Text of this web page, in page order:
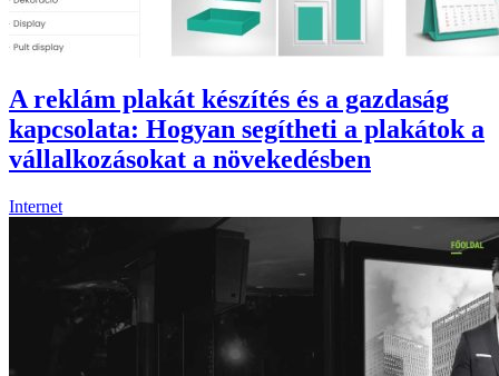
A reklám plakát készítés és a gazdaság
kapcsolata: Hogyan segítheti a plakátok a
vállalkozásokat a növekedésben
Internet